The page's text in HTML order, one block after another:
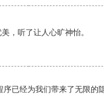
，听了让人心旷神怡。
序已经为我们带来了无限的